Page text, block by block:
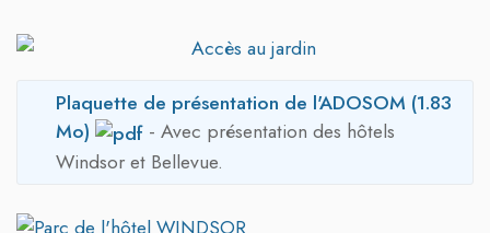
Plaquette de présentation de l'ADOSOM (1.83
Mo)
- Avec présentation des hôtels
Windsor et Bellevue.